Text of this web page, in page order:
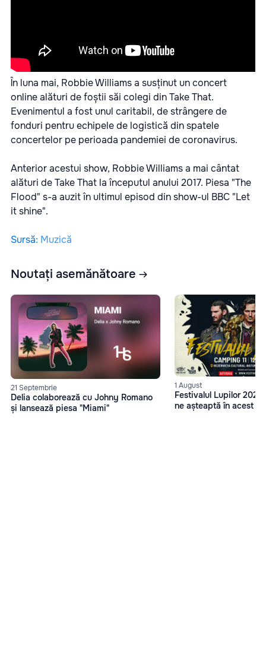
În luna mai, Robbie Williams a susținut un concert
online alături de foștii săi colegi din Take That.
Evenimentul a fost unul caritabil, de strângere de
fonduri pentru echipele de logistică din spatele
concertelor pe perioada pandemiei de coronavirus.
Anterior acestui show, Robbie Williams a mai cântat
alături de Take That la începutul anului 2017. Piesa "The
Flood" s-a auzit în ultimul episod din show-ul BBC "Let
it shine".
Sursă: Muzică
Noutați asemănătoare
21 Septembrie
Delia colaborează cu Johny Romano
și lansează piesa "Miami"
1 August
Festivalul Lupilor
ne așteaptă în acest